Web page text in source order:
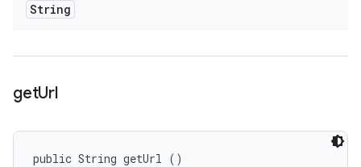
String
getUrl
public String getUrl ()